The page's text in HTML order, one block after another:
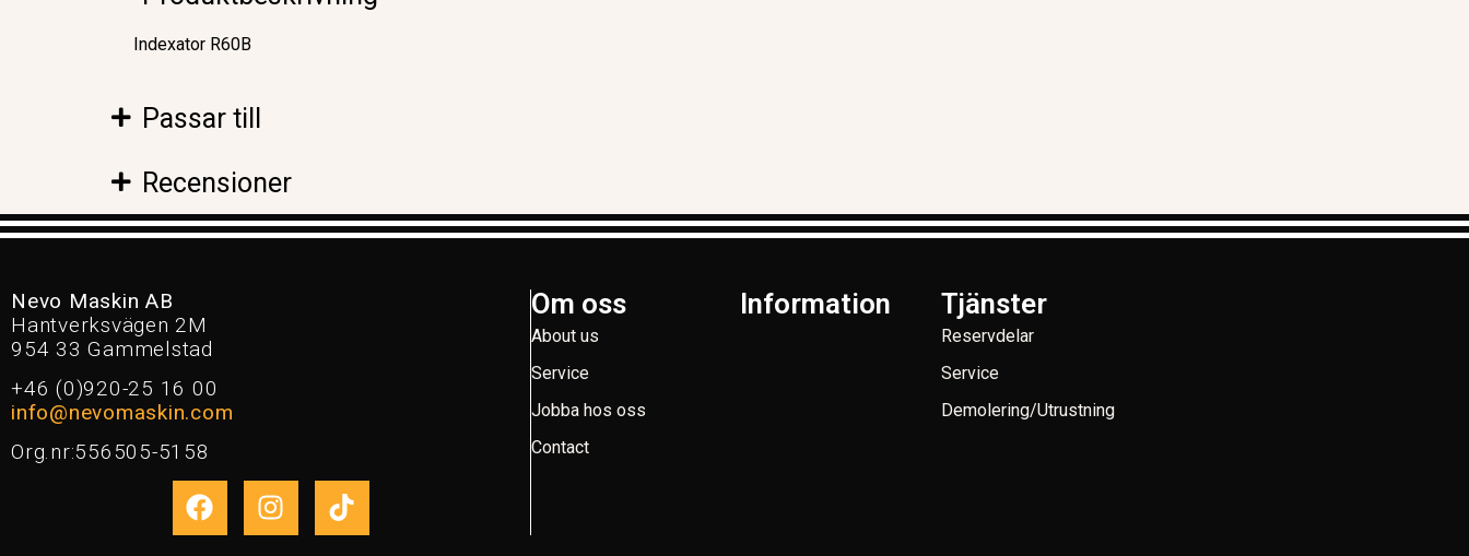
Indexator R60B
Passar till
Recensioner
Nevo Maskin AB
Hantverksvägen 2M
954 33 Gammelstad
+46 (0)920-25 16 00
info@nevomaskin.com
Org.nr:556505-5158
Om oss
About us
Service
Jobba hos oss
Contact
Information Tjänster
Reservdelar
Service
Demolering/Utrustning